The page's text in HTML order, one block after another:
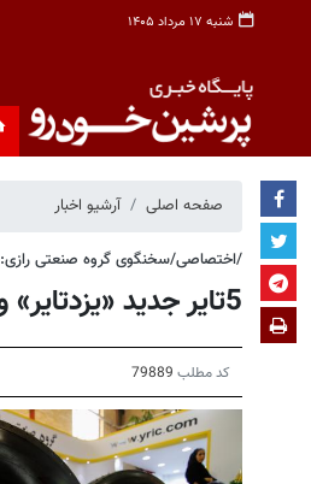
شنبه ۱۷ مرداد ۱۴۰۵
صفحه اصلی آرشیو اخبار
/اختصاصی/سخنگوی گروه صنعتی رازی:
5تایر جدید «یزدتایر» و «گلدستون» در تبریز معرفی و عرضه شد+جزییات
کد مطلب 79889